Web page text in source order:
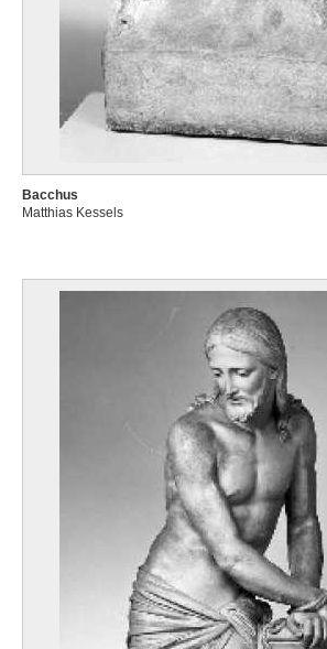
Bacchus
Matthias Kessels